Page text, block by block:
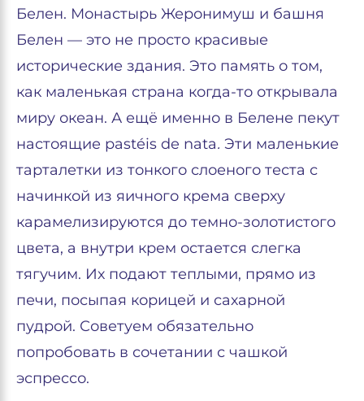
Белен. Монастырь Жеронимуш и башня
Белен — это не просто красивые
исторические здания. Это память о том,
как маленькая страна когда-то открывала
миру океан. А ещё именно в Белене пекут
настоящие pastéis de nata. Эти маленькие
тарталетки из тонкого слоеного теста с
начинкой из яичного крема сверху
карамелизируются до темно-золотистого
цвета, а внутри крем остается слегка
тягучим. Их подают теплыми, прямо из
печи, посыпая корицей и сахарной
пудрой. Советуем обязательно
попробовать в сочетании с чашкой
эспрессо.